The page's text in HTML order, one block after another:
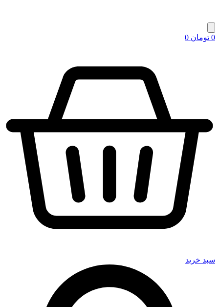
0 تومان 0
سبد خرید